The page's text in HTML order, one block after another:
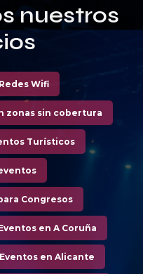
nuestros
Wifi
zonas sin cobertura
Turísticos
Congresos
en A Coruña
en Alicante